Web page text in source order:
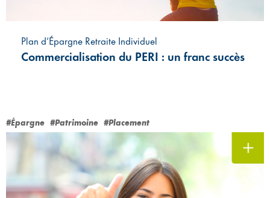
Plan d’Épargne Retraite Individuel
Commercialisation du PERI : un franc succès
#Épargne #Patrimoine #Placement